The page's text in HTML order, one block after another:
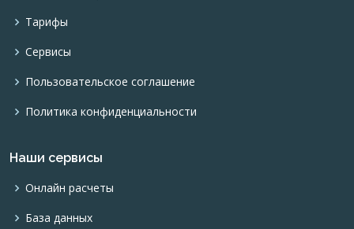
Тарифы
Сервисы
Пользовательское соглашение
Политика конфиденциальности
Наши сервисы
Онлайн расчеты
База данных